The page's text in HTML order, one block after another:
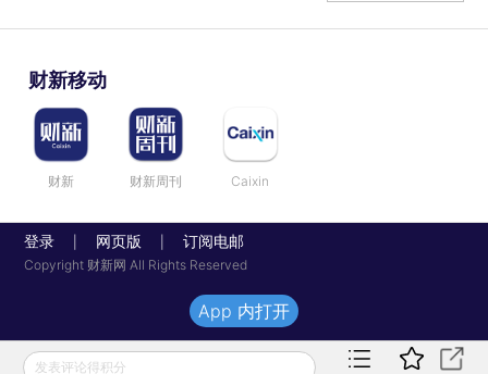
财新移动
财新 财新周刊 Caixin
登录 网页版 订阅电邮
Copyright 财新网 All Rights Reserved
发表评论得积分
App 内打开